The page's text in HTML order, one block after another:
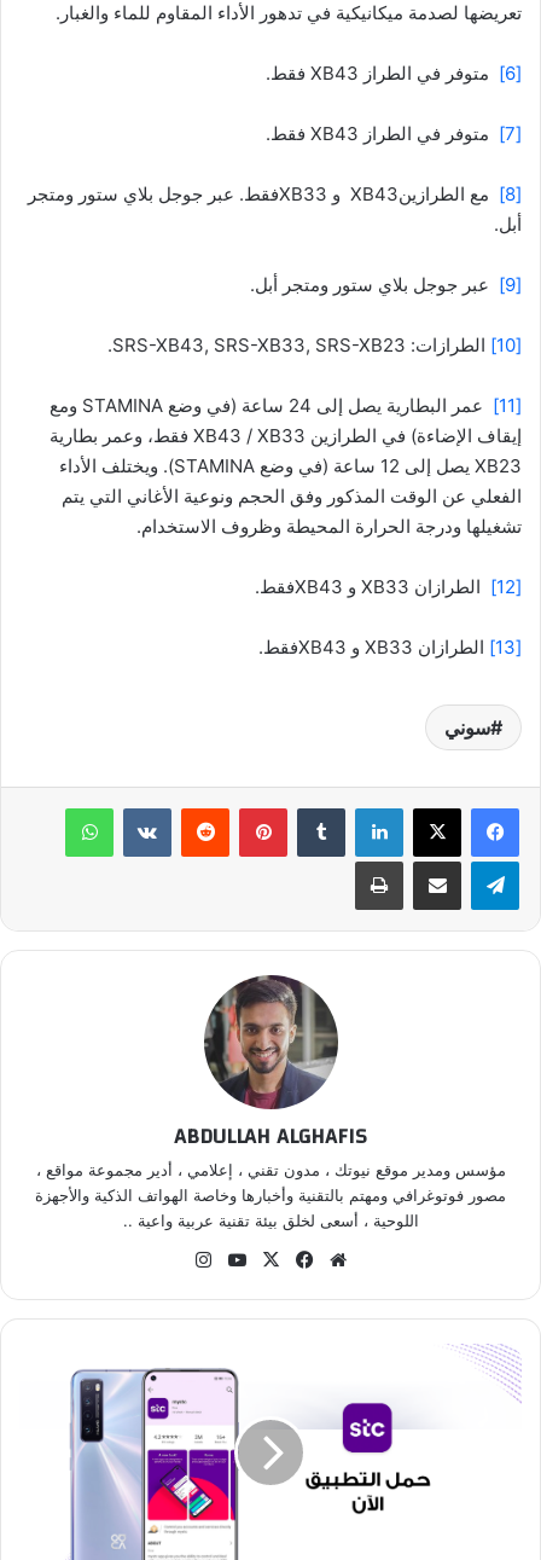
تعريضها لصدمة ميكانيكية في تدهور الأداء المقاوم للماء والغبار.
[6] متوفر في الطراز XB43 فقط.
[7] متوفر في الطراز XB43 فقط.
[8]
مع الطرازينXB43 و XB33فقط. عبر جوجل بلاي ستور ومتجر
أبل.
[9] عبر جوجل بلاي ستور ومتجر أبل.
[10] الطرازات: SRS-XB43, SRS-XB33, SRS-XB23.
[11]
عمر البطارية يصل إلى 24 ساعة (في وضع STAMINA ومع
إيقاف الإضاءة) في الطرازين XB43 / XB33 فقط، وعمر بطارية
XB23 يصل إلى 12 ساعة (في وضع STAMINA). ويختلف الأداء
الفعلي عن الوقت المذكور وفق الحجم ونوعية الأغاني التي يتم
تشغيلها ودرجة الحرارة المحيطة وظروف الاستخدام.
[12] الطرازان XB33 و XB43فقط.
[13] الطرازان XB33 و XB43فقط.
سوني
لينكدإن بينتيريست واتساب
تيلقرام مشاركة عبر البريد طباعة
ABDULLAH ALGHAFIS
مؤسس ومدير موقع نيوتك ، مدون تقني ، إعلامي ، أدير مجموعة مواقع ،
مصور فوتوغرافي ومهتم بالتقنية وأخبارها وخاصة الهواتف الذكية والأجهزة
اللوحية ، أسعى لخلق بيئة تقنية عربية واعية ..
موقع
فيسبوك
‫X
‫YouTube
متجر
تطبيقات
HUAWEI